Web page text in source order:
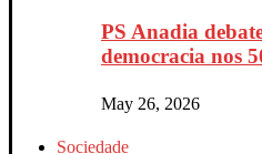
PS Anadia
democracia nos
May 26, 2026
Sociedade